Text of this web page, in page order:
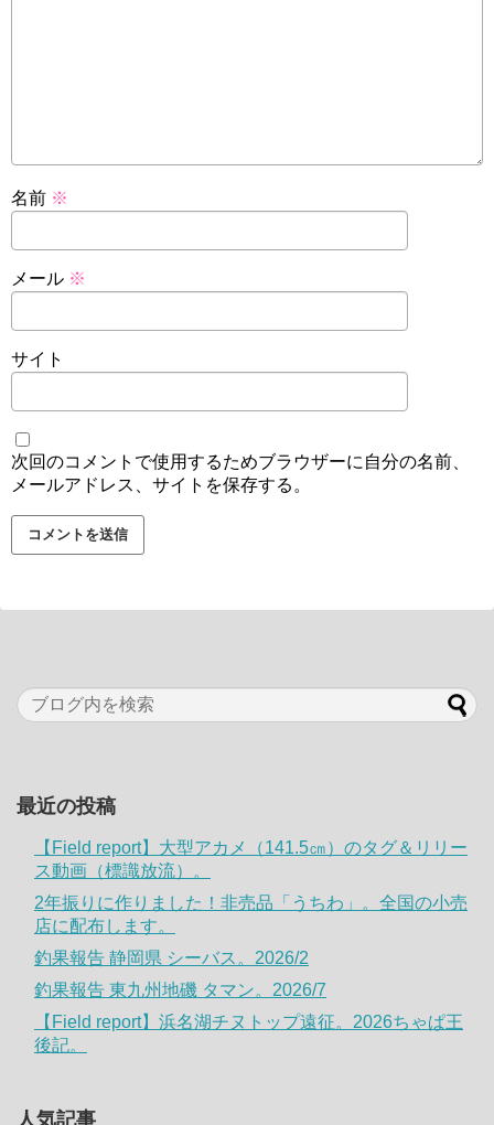
名前 ※
メール ※
サイト
次回のコメントで使用するためブラウザーに自分の名前、
メールアドレス、サイトを保存する。
最近の投稿
【Field report】大型アカメ（141.5㎝）のタグ＆リリー
ス動画（標識放流）。
2年振りに作りました！非売品「うちわ」。全国の小売
店に配布します。
釣果報告 静岡県 シーバス。2026/2
釣果報告 東九州地磯 タマン。2026/7
【Field report】浜名湖チヌトップ遠征。2026ちゃぱ王
後記。
人気記事